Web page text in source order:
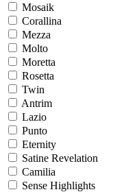
Mosaik
Corallina
Mezza
Molto
Moretta
Rosetta
Twin
Antrim
Lazio
Punto
Eternity
Satine Revelation
Camilia
Sense Highlights